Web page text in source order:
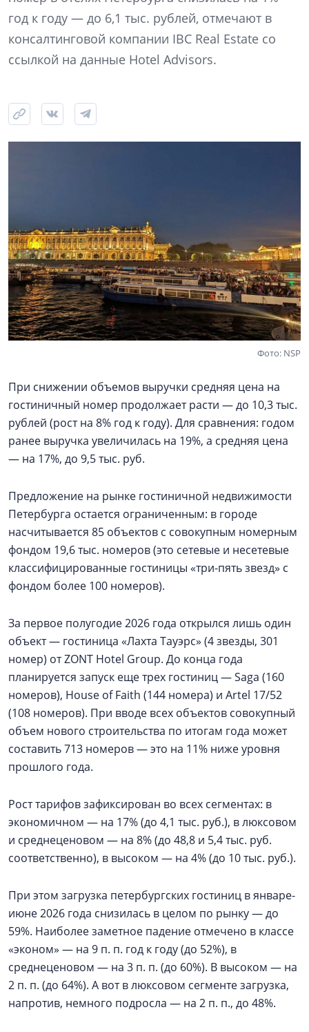
год к году — до 6,1 тыс. рублей, отмечают в
консалтинговой компании IBC Real Estate со
ссылкой на данные Hotel Advisors.
Фото: NSP
При снижении объемов выручки средняя цена на
гостиничный номер продолжает расти — до 10,3 тыс.
рублей (рост на 8% год к году). Для сравнения: годом
ранее выручка увеличилась на 19%, а средняя цена
— на 17%, до 9,5 тыс. руб.
Предложение на рынке гостиничной недвижимости
Петербурга остается ограниченным: в городе
насчитывается 85 объектов с совокупным номерным
фондом 19,6 тыс. номеров (это сетевые и несетевые
классифицированные гостиницы «три-пять звезд» с
фондом более 100 номеров).
За первое полугодие 2026 года открылся лишь один
объект — гостиница «Лахта Тауэрс» (4 звезды, 301
номер) от ZONT Hotel Group. До конца года
планируется запуск еще трех гостиниц — Saga (160
номеров), House of Faith (144 номера) и Artel 17/52
(108 номеров). При вводе всех объектов совокупный
объем нового строительства по итогам года может
составить 713 номеров — это на 11% ниже уровня
прошлого года.
Рост тарифов зафиксирован во всех сегментах: в
экономичном — на 17% (до 4,1 тыс. руб.), в люксовом
и среднеценовом — на 8% (до 48,8 и 5,4 тыс. руб.
соответственно), в высоком — на 4% (до 10 тыс. руб.).
При этом загрузка петербургских гостиниц в январе-
июне 2026 года снизилась в целом по рынку — до
59%. Наиболее заметное падение отмечено в классе
«эконом» — на 9 п. п. год к году (до 52%), в
среднеценовом — на 3 п. п. (до 60%). В высоком — на
2 п. п. (до 64%). А вот в люксовом сегменте загрузка,
напротив, немного подросла — на 2 п. п., до 48%.